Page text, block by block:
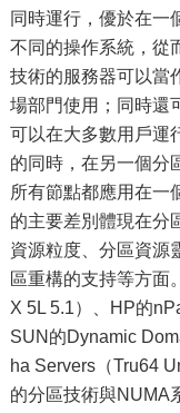
同時運行，優於在一
不同的操作系統，從
技術的服務器可以當
場部門使用；同時還
可以在大多數用戶運
的同時，在另一個分
所有節點都應用在一
的主要差別體現在分
資源粒度、分區資源
區重構的支持等方面
X 5L 5.1）、HP的
SUN的Dynamic
ha Servers（Tru64
的分區技術與NUMA